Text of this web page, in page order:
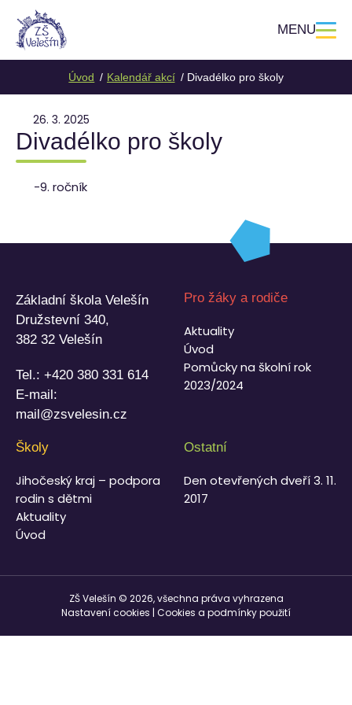
MENU
Úvod Kalendář akcí Divadélko pro školy
26. 3. 2025
Divadélko pro školy
-9. ročník
Základní škola Velešín
Družstevní 340,
382 32 Velešín
Tel.: +420 380 331 614
E-mail:
mail@zsvelesin.cz
Pro žáky a rodiče
Aktuality
Úvod
Pomůcky na školní rok
2023/2024
Školy
Jihočeský kraj – podpora
rodin s dětmi
Aktuality
Úvod
Ostatní
Den otevřených dveří 3. 11.
2017
ZŠ Velešín © 2026, všechna práva vyhrazena
Nastavení cookies Cookies a podmínky použití